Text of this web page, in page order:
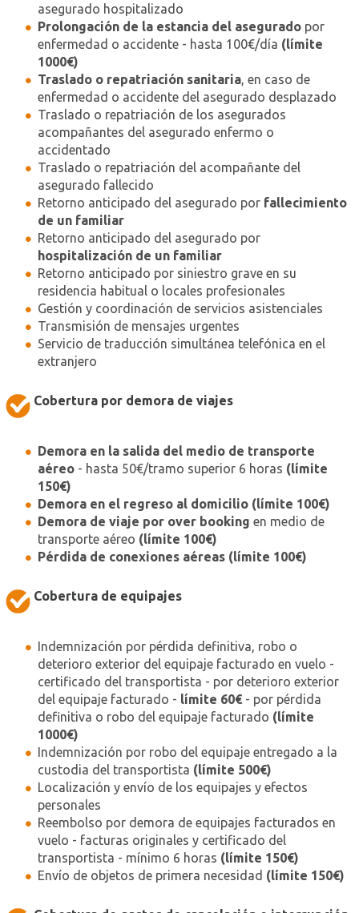
asegurado hospitalizado
Prolongación de la estancia del asegurado por
enfermedad o accidente - hasta 100€/día (límite
1000€)
Traslado o repatriación sanitaria, en caso de
enfermedad o accidente del asegurado desplazado
Traslado o repatriación de los asegurados
acompañantes del asegurado enfermo o
accidentado
Traslado o repatriación del acompañante del
asegurado fallecido
Retorno anticipado del asegurado por fallecimiento
de un familiar
Retorno anticipado del asegurado por
hospitalización de un familiar
Retorno anticipado por siniestro grave en su
residencia habitual o locales profesionales
Gestión y coordinación de servicios asistenciales
Transmisión de mensajes urgentes
Servicio de traducción simultánea telefónica en el
extranjero
Cobertura por demora de viajes
Demora en la salida del medio de transporte
aéreo - hasta 50€/tramo superior 6 horas (límite
150€)
Demora en el regreso al domicilio (límite 100€)
Demora de viaje por over booking en medio de
transporte aéreo (límite 100€)
Pérdida de conexiones aéreas (límite 100€)
Cobertura de equipajes
Indemnización por pérdida definitiva, robo o
deterioro exterior del equipaje facturado en vuelo -
certificado del transportista - por deterioro exterior
del equipaje facturado - límite 60€ - por pérdida
definitiva o robo del equipaje facturado (límite
1000€)
Indemnización por robo del equipaje entregado a la
custodia del transportista (límite 500€)
Localización y envío de los equipajes y efectos
personales
Reembolso por demora de equipajes facturados en
vuelo - facturas originales y certificado del
transportista - mínimo 6 horas (límite 150€)
Envío de objetos de primera necesidad (límite 150€)